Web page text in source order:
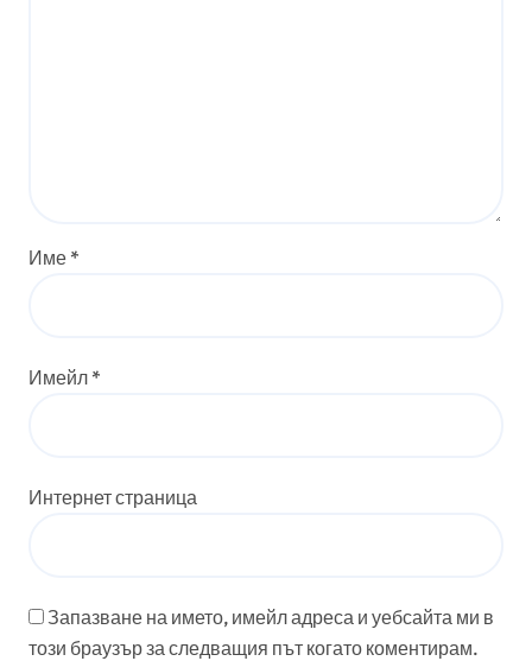
Име *
Имейл *
Интернет страница
Запазване на името, имейл адреса и уебсайта ми в
този браузър за следващия път когато коментирам.